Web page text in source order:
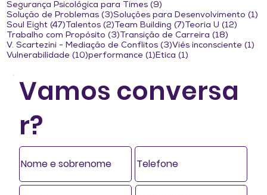
Segurança Psicológica para Times (9)
Solução de Problemas (3)3 posts
Soluções para Desenvolvimento (1)
Soul Eight (47) 47 posts
Talentos (2) 2 posts
Team Building (7) 7 posts
Teoria U (12)
Trabalho com Propósito (3) 3 posts
Transição de Carreira (18)
V. Scartezini - Mediação de Conflitos (3)3 posts
Viés inconsciente (1)
Vulnerabilidade (10)10 posts
performance (1)1 post
Ética (1)
Vamos conversa
r?